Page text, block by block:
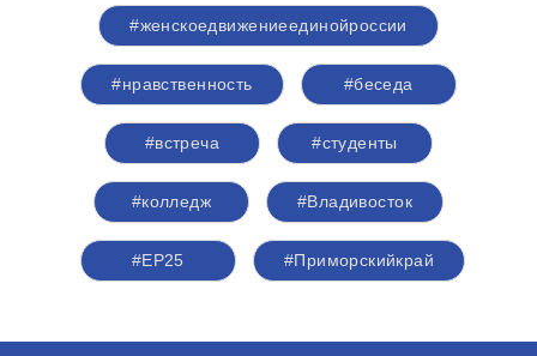
#женскоедвижениеединойроссии
#нравственность #беседа
#встреча #студенты
#колледж #Владивосток
#ЕР25 #Приморскийкрай